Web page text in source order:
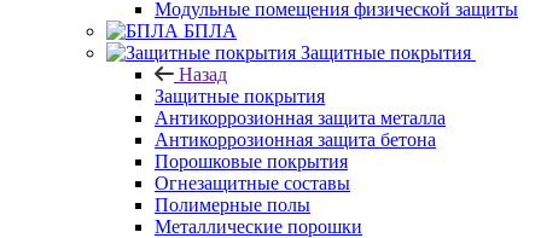
Модульные помещения физической защиты
БПЛА
Защитные покрытия
Назад
Защитные покрытия
Антикоррозионная защита металла
Антикоррозионная защита бетона
Порошковые покрытия
Огнезащитные составы
Полимерные полы
Металлические порошки